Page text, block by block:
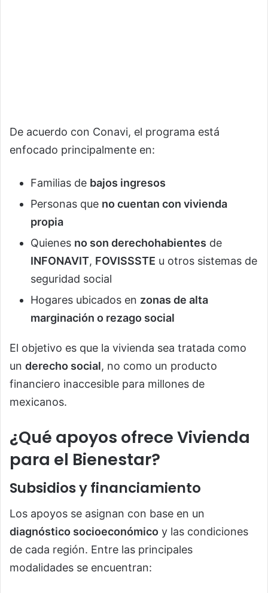
De acuerdo con Conavi, el programa está
enfocado principalmente en:
Familias de bajos ingresos
Personas que no cuentan con vivienda
propia
Quienes no son derechohabientes de
INFONAVIT, FOVISSSTE u otros sistemas de
seguridad social
Hogares ubicados en zonas de alta
marginación o rezago social
El objetivo es que la vivienda sea tratada como
un derecho social, no como un producto
financiero inaccesible para millones de
mexicanos.
¿Qué apoyos ofrece Vivienda
para el Bienestar?
Subsidios y financiamiento
Los apoyos se asignan con base en un
diagnóstico socioeconómico y las condiciones
de cada región. Entre las principales
modalidades se encuentran: